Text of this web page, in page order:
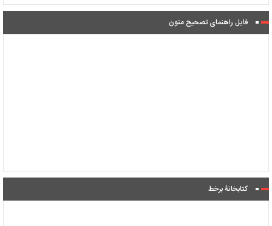
فایل راهنمای تصحیح متون
کتابخانۀ برخط